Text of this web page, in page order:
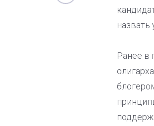
назвать
Ранее в